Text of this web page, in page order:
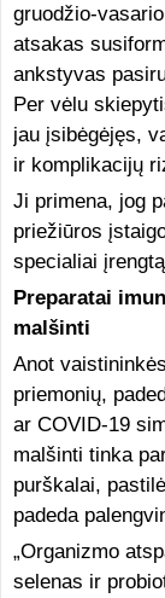
gruodžio-
atsakas
ankstyvas
Per vėlu
jau įsibėgėjęs,
ir komplikacijų
Ji primena, jog
priežiūros
specialiai
Preparatai
malšinti
Anot
priemonių,
ar COVID-19
malšinti tinka
purškalai,
padeda
„Organizmo
selenas ir